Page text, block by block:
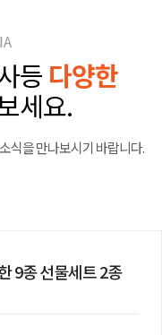
등 다양한
세요.
식을 만나보시기 바랍니다.
9종 선물세트 2종